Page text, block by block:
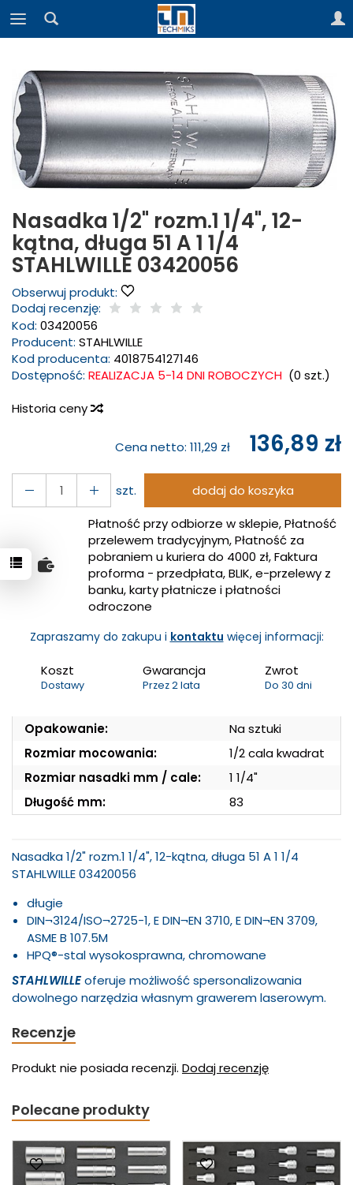
Nasadka 1/2" rozm.1 1/4", 12-
kątna, długa 51 A 1 1/4
STAHLWILLE 03420056
Obserwuj produkt:
Dodaj recenzję:
Kod: 03420056
Producent: STAHLWILLE
Kod producenta: 4018754127146
Dostępność: REALIZACJA 5-14 DNI ROBOCZYCH (0 szt.)
Historia ceny
Cena netto: 111,29 zł 136,89 zł
szt.
dodaj do koszyka
Płatność przy odbiorze w sklepie, Płatność
przelewem tradycyjnym, Płatność za
pobraniem u kuriera do 4000 zł, Faktura
proforma - przedpłata, BLIK, e-przelewy z
banku, karty płatnicze i płatności
odroczone
Zapraszamy do zakupu i kontaktu więcej informacji:
Koszt
Dostawy
Gwarancja
Przez 2 lata
Zwrot
Do 30 dni
Opakowanie:
Na sztuki
Rozmiar mocowania:
1/2 cala kwadrat
Rozmiar nasadki mm / cale:
1 1/4"
Długość mm:
83
Nasadka 1/2" rozm.1 1/4", 12-kątna, długa 51 A 1 1/4
STAHLWILLE 03420056
długie
DIN¬3124/ISO¬2725-1, E DIN¬EN 3710, E DIN¬EN 3709,
ASME B 107.5M
HPQ®-stal wysokosprawna, chromowane
STAHLWILLEoferuje możliwość spersonalizowania
dowolnego narzędzia własnym grawerem laserowym.
Recenzje
Produkt nie posiada recenzji. Dodaj recenzję
Polecane produkty